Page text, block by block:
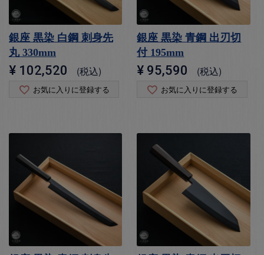
銀座 黒染 白鋼 刺身先
丸 330mm
¥ 102,520 税込
お気に入りに登録する
銀座 黒染 青鋼 出刃切
付 195mm
¥ 95,590 税込
お気に入りに登録する